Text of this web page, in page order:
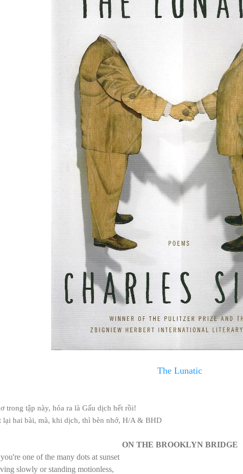
The Lunatic
trong tập này, hóa ra là Gấu dịch hết rồi!
lại hai bài, mà, khi dịch, thì bèn nhớ, H/A & BHD
ON THE BROOKLYN BRIDGE
one of the many dots at sunset
slowly or standing motionless,